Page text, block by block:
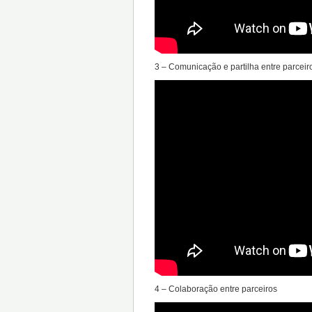
3 – Comunicação e partilha entre
4 – Colaboração entre parceiros